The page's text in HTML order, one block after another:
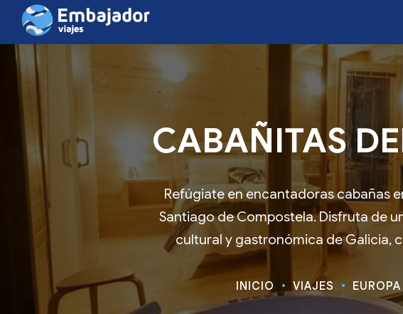
CABAÑITAS
Refúgiate en encantadoras cabañas
Santiago de Compostela. Disfruta de
cultural y gastronómica de Galicia,
INICIO VIAJES EUROPA